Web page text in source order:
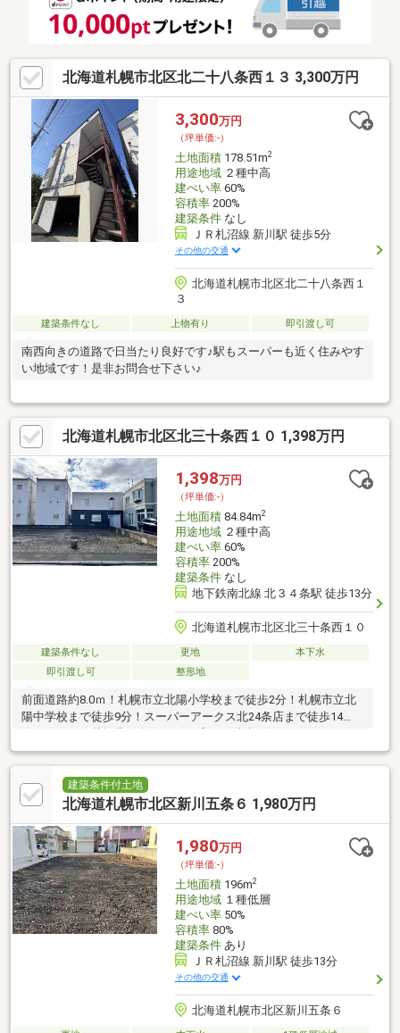
北海道札幌市北区北二十八条西１３ 3,300万円
3,300万円
（坪単価:-）
土地面積178.51m2
用途地域２種中高
建ぺい率60%
容積率200%
建築条件なし
ＪＲ札沼線 新川駅 徒歩5分
その他の交通
北海道札幌市北区北二十八条西１
３
建築条件なし 上物有り 即引渡し可
南西向きの道路で日当たり良好です♪駅もスーパーも近く住みやす
い地域です！是非お問合せ下さい♪
北海道札幌市北区北三十条西１０ 1,398万円
1,398万円
（坪単価:-）
土地面積84.84m2
用途地域２種中高
建ぺい率60%
容積率200%
建築条件なし
地下鉄南北線 北３４条駅 徒歩13分
北海道札幌市北区北三十条西１０
建築条件なし 更地
本下水
即引渡し可
整形地
前面道路約8.0ｍ！札幌市立北陽小学校まで徒歩2分！札幌市立北
陽中学校まで徒歩9分！スーパーアークス北24条店まで徒歩14
イン薬局まで徒歩6分！北32条ほくよう公園まで徒歩3分！
建築条件付土地
北海道札幌市北区新川五条６ 1,980万円
1,980万円
（坪単価:-）
土地面積196m2
用途地域１種低層
建ぺい率50%
容積率80%
建築条件あり
ＪＲ札沼線 新川駅 徒歩13分
その他の交通
北海道札幌市北区新川五条６